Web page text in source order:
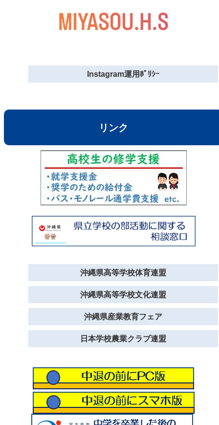
Instagram運用ﾎﾟﾘｼｰ
リンク
沖縄県高等学校体育連盟
沖縄県高等学校文化連盟
沖縄県産業教育フェア
日本学校農業クラブ連盟